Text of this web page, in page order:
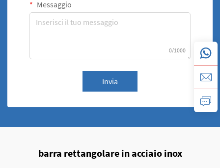
Messaggio
0/1000
Invia
barra rettangolare in acciaio inox